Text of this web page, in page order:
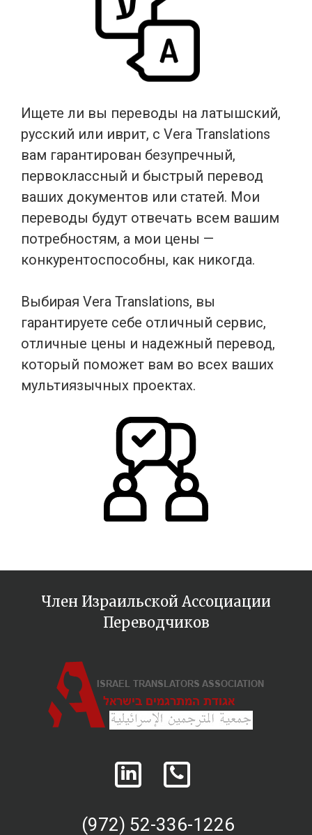
Ищете ли вы переводы на латышский,
русский или иврит, с Vera Translations
вам гарантирован безупречный,
первоклассный и быстрый перевод
ваших документов или статей. Мои
переводы будут отвечать всем вашим
потребностям, а мои цены —
конкурентоспособны, как никогда.
Выбирая Vera Translations, вы
гарантируете себе отличный сервис,
отличные цены и надежный перевод,
который поможет вам во всех ваших
мультиязычных проектах.
Член Израильской Ассоциации
Переводчиков
(972) 52-336-1226